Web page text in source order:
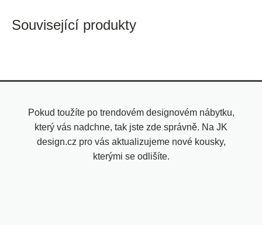
Související produkty
Pokud toužíte po trendovém designovém nábytku,
který vás nadchne, tak jste zde správně. Na JK
design.cz pro vás aktualizujeme nové kousky,
kterými se odlišíte.